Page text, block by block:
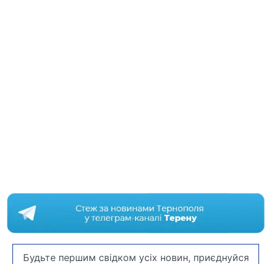
Будьте першим свідком усіх новин, приєднуйся